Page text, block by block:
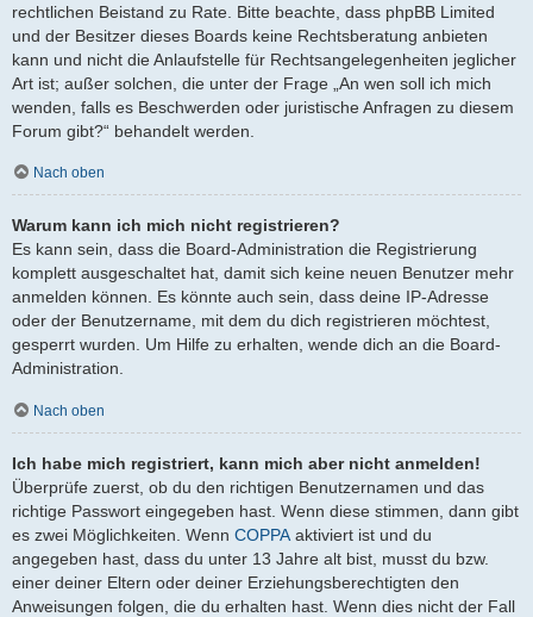
rechtlichen Beistand zu Rate. Bitte beachte, dass phpBB Limited
und der Besitzer dieses Boards keine Rechtsberatung anbieten
kann und nicht die Anlaufstelle für Rechtsangelegenheiten jeglicher
Art ist; außer solchen, die unter der Frage „An wen soll ich mich
wenden, falls es Beschwerden oder juristische Anfragen zu diesem
Forum gibt?“ behandelt werden.
Nach oben
Warum kann ich mich nicht registrieren?
Es kann sein, dass die Board-Administration die Registrierung
komplett ausgeschaltet hat, damit sich keine neuen Benutzer mehr
anmelden können. Es könnte auch sein, dass deine IP-Adresse
oder der Benutzername, mit dem du dich registrieren möchtest,
gesperrt wurden. Um Hilfe zu erhalten, wende dich an die Board-
Administration.
Nach oben
Ich habe mich registriert, kann mich aber nicht anmelden!
Überprüfe zuerst, ob du den richtigen Benutzernamen und das
richtige Passwort eingegeben hast. Wenn diese stimmen, dann gibt
es zwei Möglichkeiten. Wenn COPPA aktiviert ist und du
angegeben hast, dass du unter 13 Jahre alt bist, musst du bzw.
einer deiner Eltern oder deiner Erziehungsberechtigten den
Anweisungen folgen, die du erhalten hast. Wenn dies nicht der Fall